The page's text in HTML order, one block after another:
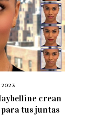
2023
crean
tus juntas